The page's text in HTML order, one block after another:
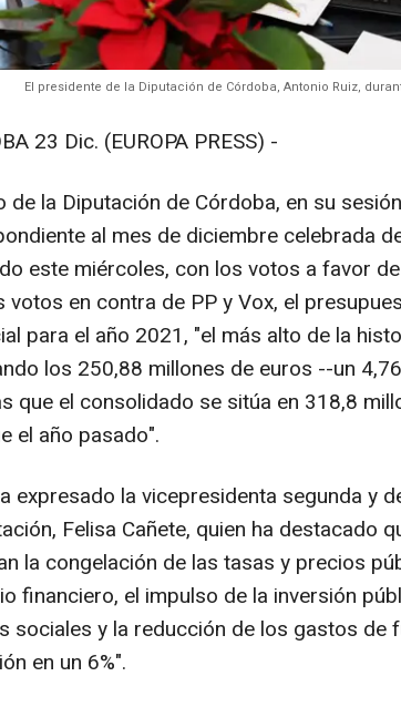
El presidente de la Diputación de Córdoba, Antonio Ruiz,
23 Dic. (EUROPA PRESS) -
de la Diputación de Córdoba, en su
al mes de diciembre celebrada
este miércoles, con los votos a favor
votos en contra de PP y Vox, el
para el año 2021, "el más alto de la
los 250,88 millones de euros --un
que el consolidado se sitúa en 318,8
el año pasado".
expresado la vicepresidenta segunda y
Felisa Cañete, quien ha destacado
la congelación de las tasas y precios
financiero, el impulso de la inversión
sociales y la reducción de los gastos de
en un 6%".